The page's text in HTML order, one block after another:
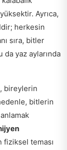
Ayrıca,
herkesin
sıra, bitler
da yaz aylarında
bireylerin
bitlerin
fiziksel teması